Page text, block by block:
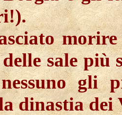
sale più
gli
dinastia dei